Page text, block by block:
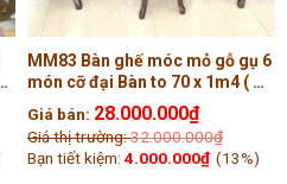
MM83 Bàn ghế móc mỏ gỗ gụ 6
món cỡ đại Bàn to 70 x 1m4 ( Cô
Hiền, Phú Thọ )
Giá bán: 28.000.000₫
Giá thị trường:32.000.000₫
Bạn tiết kiệm: 4.000.000₫ (13%)